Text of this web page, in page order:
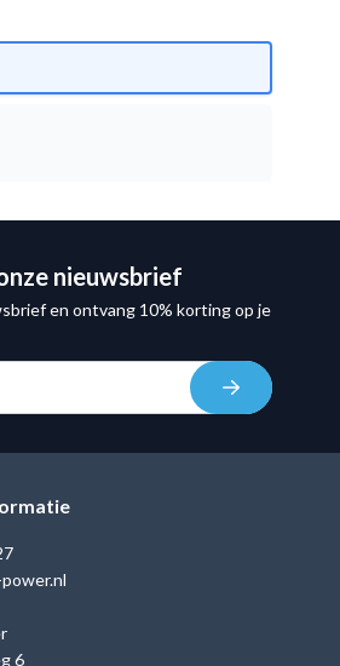
nieuwsbrief
en ontvang 10% korting op je
Inschrijven
6